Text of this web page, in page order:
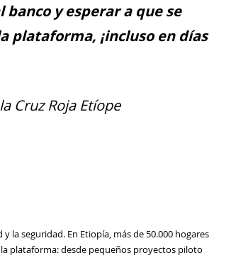
y esperar a que se
plataforma, ¡incluso en días
Cruz Roja Etíope
la seguridad. En Etiopía, más de 50.000 hogares
plataforma: desde pequeños proyectos piloto